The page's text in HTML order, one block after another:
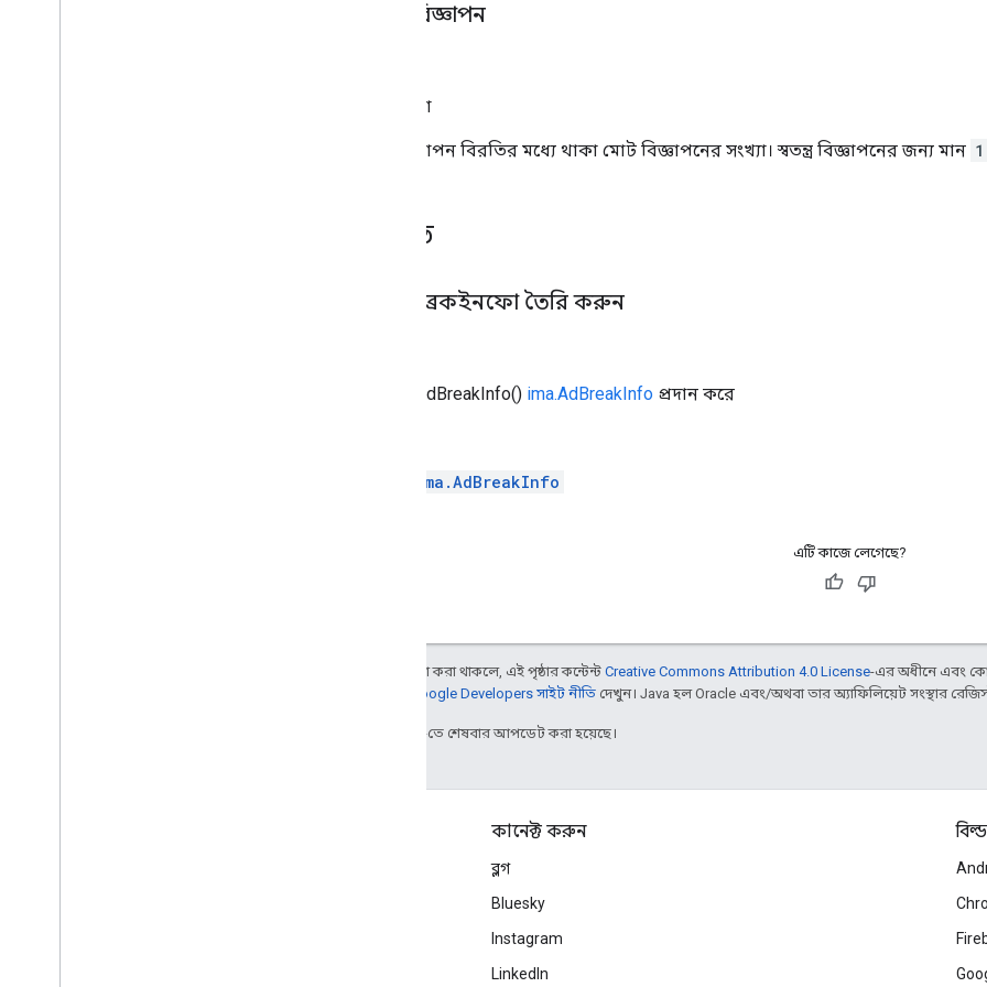
মোট বিজ্ঞাপন
পূর্ণসংখ্যা
এই বিজ্ঞাপন বিরতির মধ্যে থাকা মোট বিজ্ঞাপনের সংখ্যা। স্বতন্ত্র বিজ্ঞাপনের জন্য মান 1
পদ্ধতি
অ্যাডব্রেকইনফো তৈরি করুন
createAdBreakInfo() ima.AdBreakInfo প্রদান করে
ima.AdBreakInfo
এটি কাজে লেগেছে?
অন্য কিছু উল্লেখ না করা থাকলে, এই পৃষ্ঠার কন্টেন্ট Creative Commons Attribution 4.0 License-এর অধীনে এবং
Google Developers সাইট নীতি দেখুন। Java হল Oracle এবং/অথবা তার অ্যাফিলিয়েট সংস্থার
2025-11-17 UTC-তে শেষবার আপডেট করা হয়েছে।
কানেক্ট করুন
ব্লগ
Bluesky
Instagram
LinkedIn
বিল্ড